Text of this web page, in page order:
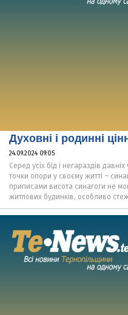
Духовні і родинні
24.09.2024 09:05
Серед усіх бід і негараздів
точки опори у своєму житті –
приписами висота синагоги не
житлових будинків, особливо